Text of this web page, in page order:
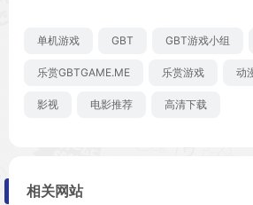
单机游戏 GBT GBT游戏小组
乐赏GBTGAME.ME 乐赏游戏 动
影视 电影推荐 高清下载
相关网站